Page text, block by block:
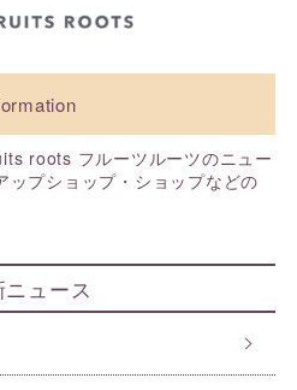
roots フルーツルーツのニュー
ップショップ・ショップなどの
ュース